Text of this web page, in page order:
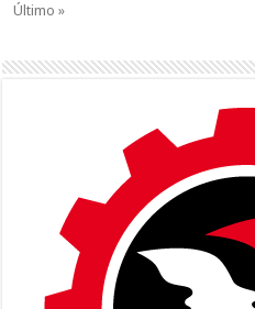
Último »